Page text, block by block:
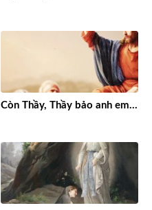
Còn Thầy, Thầy bảo anh em…